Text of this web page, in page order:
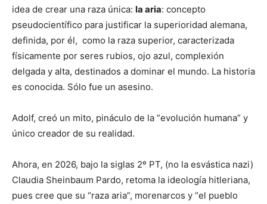
idea de crear una raza única: la aria: concepto
pseudocientífico para justificar la superioridad alemana,
definida, por él, como la raza superior, caracterizada
físicamente por seres rubios, ojo azul, complexión
delgada y alta, destinados a dominar el mundo. La historia
es conocida. Sólo fue un asesino.
Adolf, creó un mito, pináculo de la “evolución humana” y
único creador de su realidad.
Ahora, en 2026, bajo la siglas 2º PT, (no la esvástica nazi)
Claudia Sheinbaum Pardo, retoma la ideología hitleriana,
pues cree que su “raza aria”, morenarcos y “el pueblo